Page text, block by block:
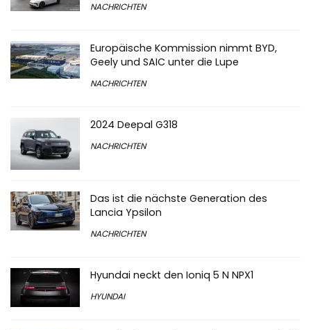
NACHRICHTEN
Europäische Kommission nimmt BYD,
Geely und SAIC unter die Lupe
NACHRICHTEN
2024 Deepal G318
NACHRICHTEN
Das ist die nächste Generation des
Lancia Ypsilon
NACHRICHTEN
Hyundai neckt den Ioniq 5 N NPX1
HYUNDAI